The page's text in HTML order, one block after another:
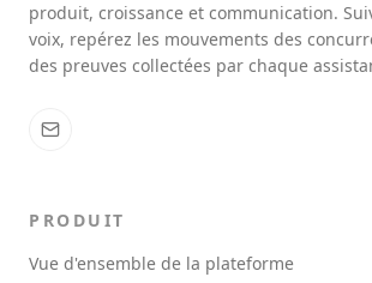
produit, croissance et communication.
voix, repérez les mouvements des
des preuves collectées par chaque
PRODUIT
Vue d'ensemble de la plateforme